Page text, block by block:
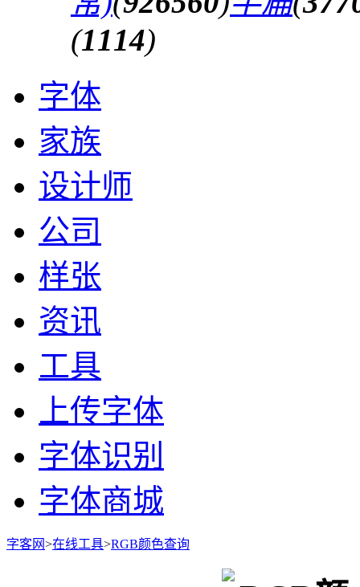
(1114)
字体
家族
设计师
公司
样张
资讯
工具
上传字体
字体识别
字体商城
字客网>在线工具>RGB颜色查询